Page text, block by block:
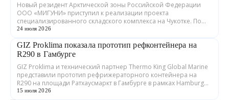
Новый резидент Арктической зоны Российской Федерации
ООО «МИГУНИ» приступил к реализации проекта
специализированного складского комплекса на Чукотке. По
соглашению с Корпорацией развития Дальне...
24 июля 2026
GIZ Proklima показала прототип рефконтейнера на
R290 в Гамбурге
GIZ Proklima и технический партнер Thermo King Global Marine
представили прототип рефрижераторного контейнера на
R290 на площади Ратхаусмаркт в Гамбурге в рамках Hamburg
Sustainability Week. Систем...
15 июля 2026